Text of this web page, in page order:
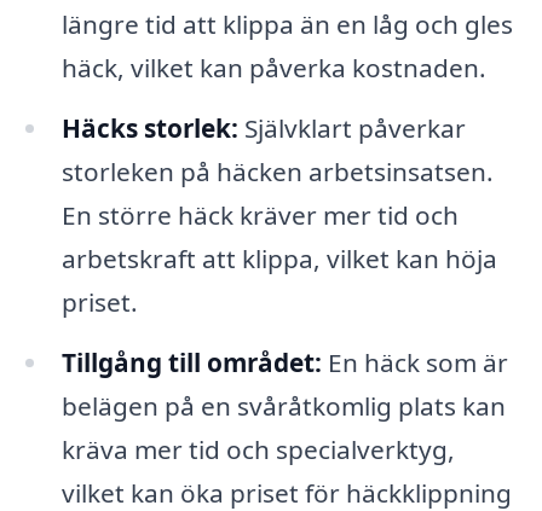
längre tid att klippa än en låg och gles
häck, vilket kan påverka kostnaden.
Häcks storlek: Självklart påverkar
storleken på häcken arbetsinsatsen.
En större häck kräver mer tid och
arbetskraft att klippa, vilket kan höja
priset.
Tillgång till området: En häck som är
belägen på en svåråtkomlig plats kan
kräva mer tid och specialverktyg,
vilket kan öka priset för häckklippning